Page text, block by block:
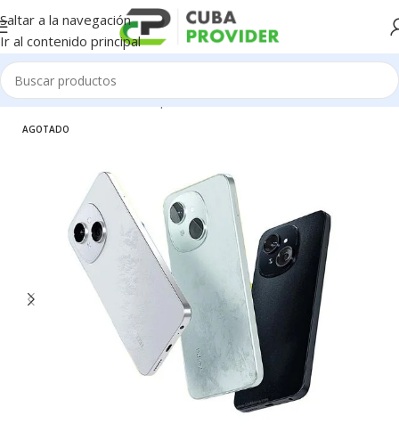
Saltar a la navegación
Ir al contenido principal
Inicio/Celulares/Tecno Spark
AGOTADO